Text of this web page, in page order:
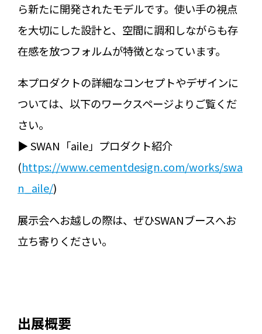
ら新たに開発されたモデルです。使い手の視点
を大切にした設計と、空間に調和しながらも存
在感を放つフォルムが特徴となっています。
本プロダクトの詳細なコンセプトやデザインに
ついては、以下のワークスページよりご覧くだ
さい。
▶︎ SWAN「aile」プロダクト紹介
(https://www.cementdesign.com/works/swa
n_aile/)
展示会へお越しの際は、ぜひSWANブースへお
立ち寄りください。
出展概要